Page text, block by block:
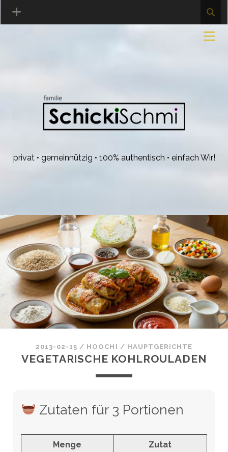
privat • gemeinnützig • 100% authentisch • einfach Wir!
2013-02-15 / HOOCHI / HAUPTGERICHTE
VEGETARISCHE KOHLROULADEN
Zutaten für 3 Portionen
Menge Zutat